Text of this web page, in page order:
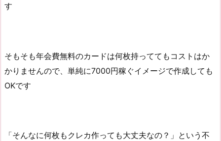
す
そもそも年会費無料のカードは何枚持っててもコストはか
かりませんので、単純に7000円稼ぐイメージで作成しても
OKです
「そんなに何枚もクレカ作っても大丈夫なの？」という不